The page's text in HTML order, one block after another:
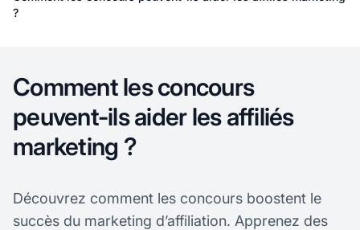
?
Comment les concours
peuvent-ils aider les affiliés
marketing ?
Découvrez comment les concours boostent le
succès du marketing d’affiliation. Apprenez des